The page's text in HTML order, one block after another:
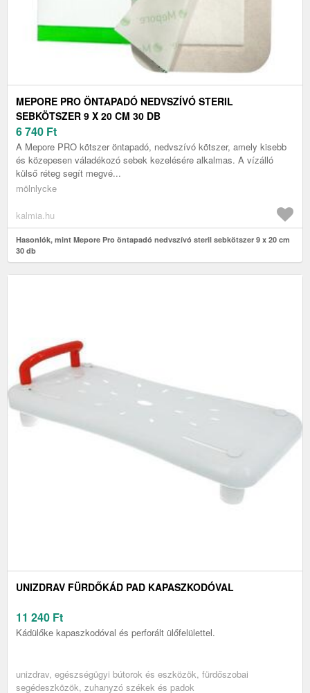
MEPORE PRO ÖNTAPADÓ NEDVSZÍVÓ STERIL
SEBKÖTSZER 9 X 20 CM 30 DB
6 740 Ft
A Mepore PRO kötszer öntapadó, nedvszívó kötszer, amely kisebb
és közepesen váladékozó sebek kezelésére alkalmas. A vízálló
külső réteg segít megvé...
mölnlycke
kalmia.hu
Hasonlók, mint Mepore Pro öntapadó nedvszívó steril sebkötszer 9 x 20 cm
30 db
UNIZDRAV FÜRDŐKÁD PAD KAPASZKODÓVAL
11 240 Ft
Kádülőke kapaszkodóval és perforált ülőfelülettel.
unizdrav, egészségügyi bútorok és eszközök, fürdőszobai
segédeszközök, zuhanyzó székek és padok